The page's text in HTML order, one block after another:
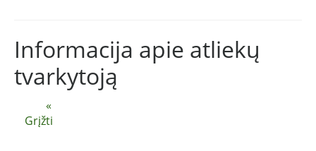
«
Grįžti
Informacija apie atliekų
tvarkytoją